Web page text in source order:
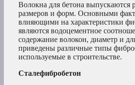
Волокна для бетона выпускаются
размеров и форм. Основными
влияющими на характеристики
являются водоцементное
содержание волокон, диаметр и
приведены различные типы
используемые в строительстве.
Сталефибробетон